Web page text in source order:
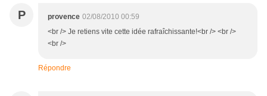
P provence 02/08/2010 00:59
<br /> Je retiens vite cette idée rafraîchissante!<br /> <br />
<br />
Répondre